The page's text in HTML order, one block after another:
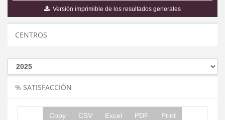
Versión imprimible de los resultados generales
CENTROS
% SATISFACCIÓN
Copy CSV Excel PDF Print